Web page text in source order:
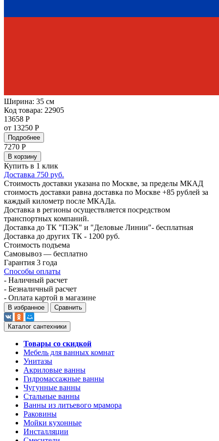
Ширина: 35 см
Код товара: 22905
13658 Р
от 13250 Р
Подробнее
7270 Р
В корзину
Купить в 1 клик
Доставка 750 руб.
Стоимость доставки указана по Москве, за пределы МКАД
стоимость доставки равна доставка по Москве +85 рублей за
каждый километр после МКАДа.
Доставка в регионы осуществляется посредством
транспортных компаний.
Доставка до ТК "ПЭК" и "Деловые Линии"- бесплатная
Доставка до других ТК - 1200 руб.
Стоимость подъема
Самовывоз — бесплатно
Гарантия 3 года
Способы оплаты
- Наличный расчет
- Безналичный расчет
- Оплата картой в магазине
В избранное Сравнить
Каталог сантехники
Товары со скидкой
Мебель для ванных комнат
Унитазы
Акриловые ванны
Гидромассажные ванны
Чугунные ванны
Стальные ванны
Ванны из литьевого мрамора
Раковины
Мойки кухонные
Инсталляции